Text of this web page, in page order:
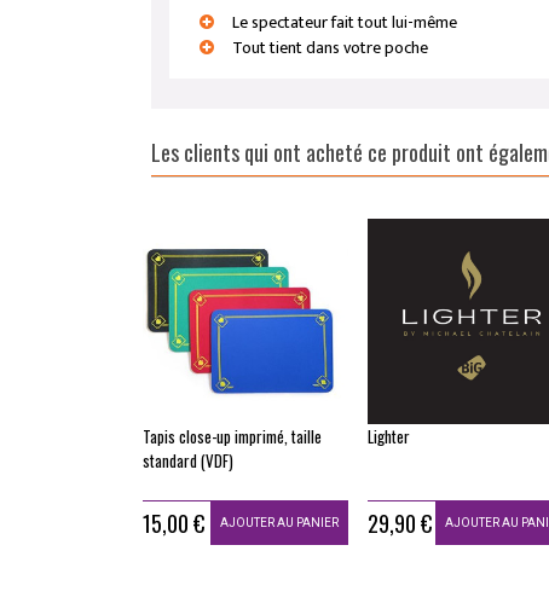
Le spectateur fait tout lui-même
Tout tient dans votre poche
Les clients qui ont acheté ce produit ont
Tapis close-up imprimé, taille
standard (VDF)
15,00 € AJOUTER AU PANIER
Lighter
29,90 € AJOUTER AU